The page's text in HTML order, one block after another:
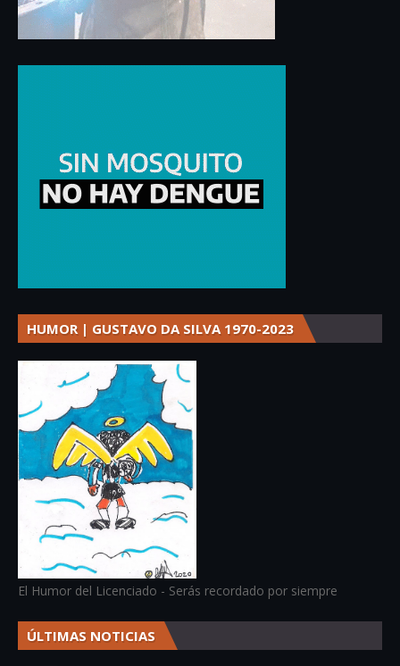
HUMOR | GUSTAVO DA SILVA 1970-2023
El Humor del Licenciado - Serás recordado por siempre
ÚLTIMAS NOTICIAS